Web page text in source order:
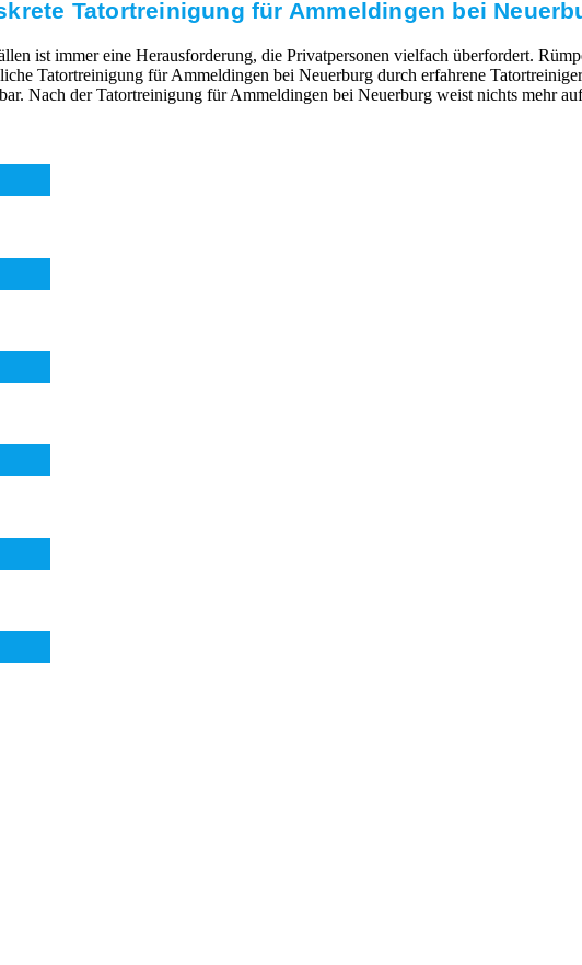
Tatortreinigung für Ammeldingen bei
ist immer eine Herausforderung, die Privatpersonen vielfach überfordert.
Tatortreinigung für Ammeldingen bei Neuerburg durch erfahrene
Nach der Tatortreinigung für Ammeldingen bei Neuerburg weist nichts mehr